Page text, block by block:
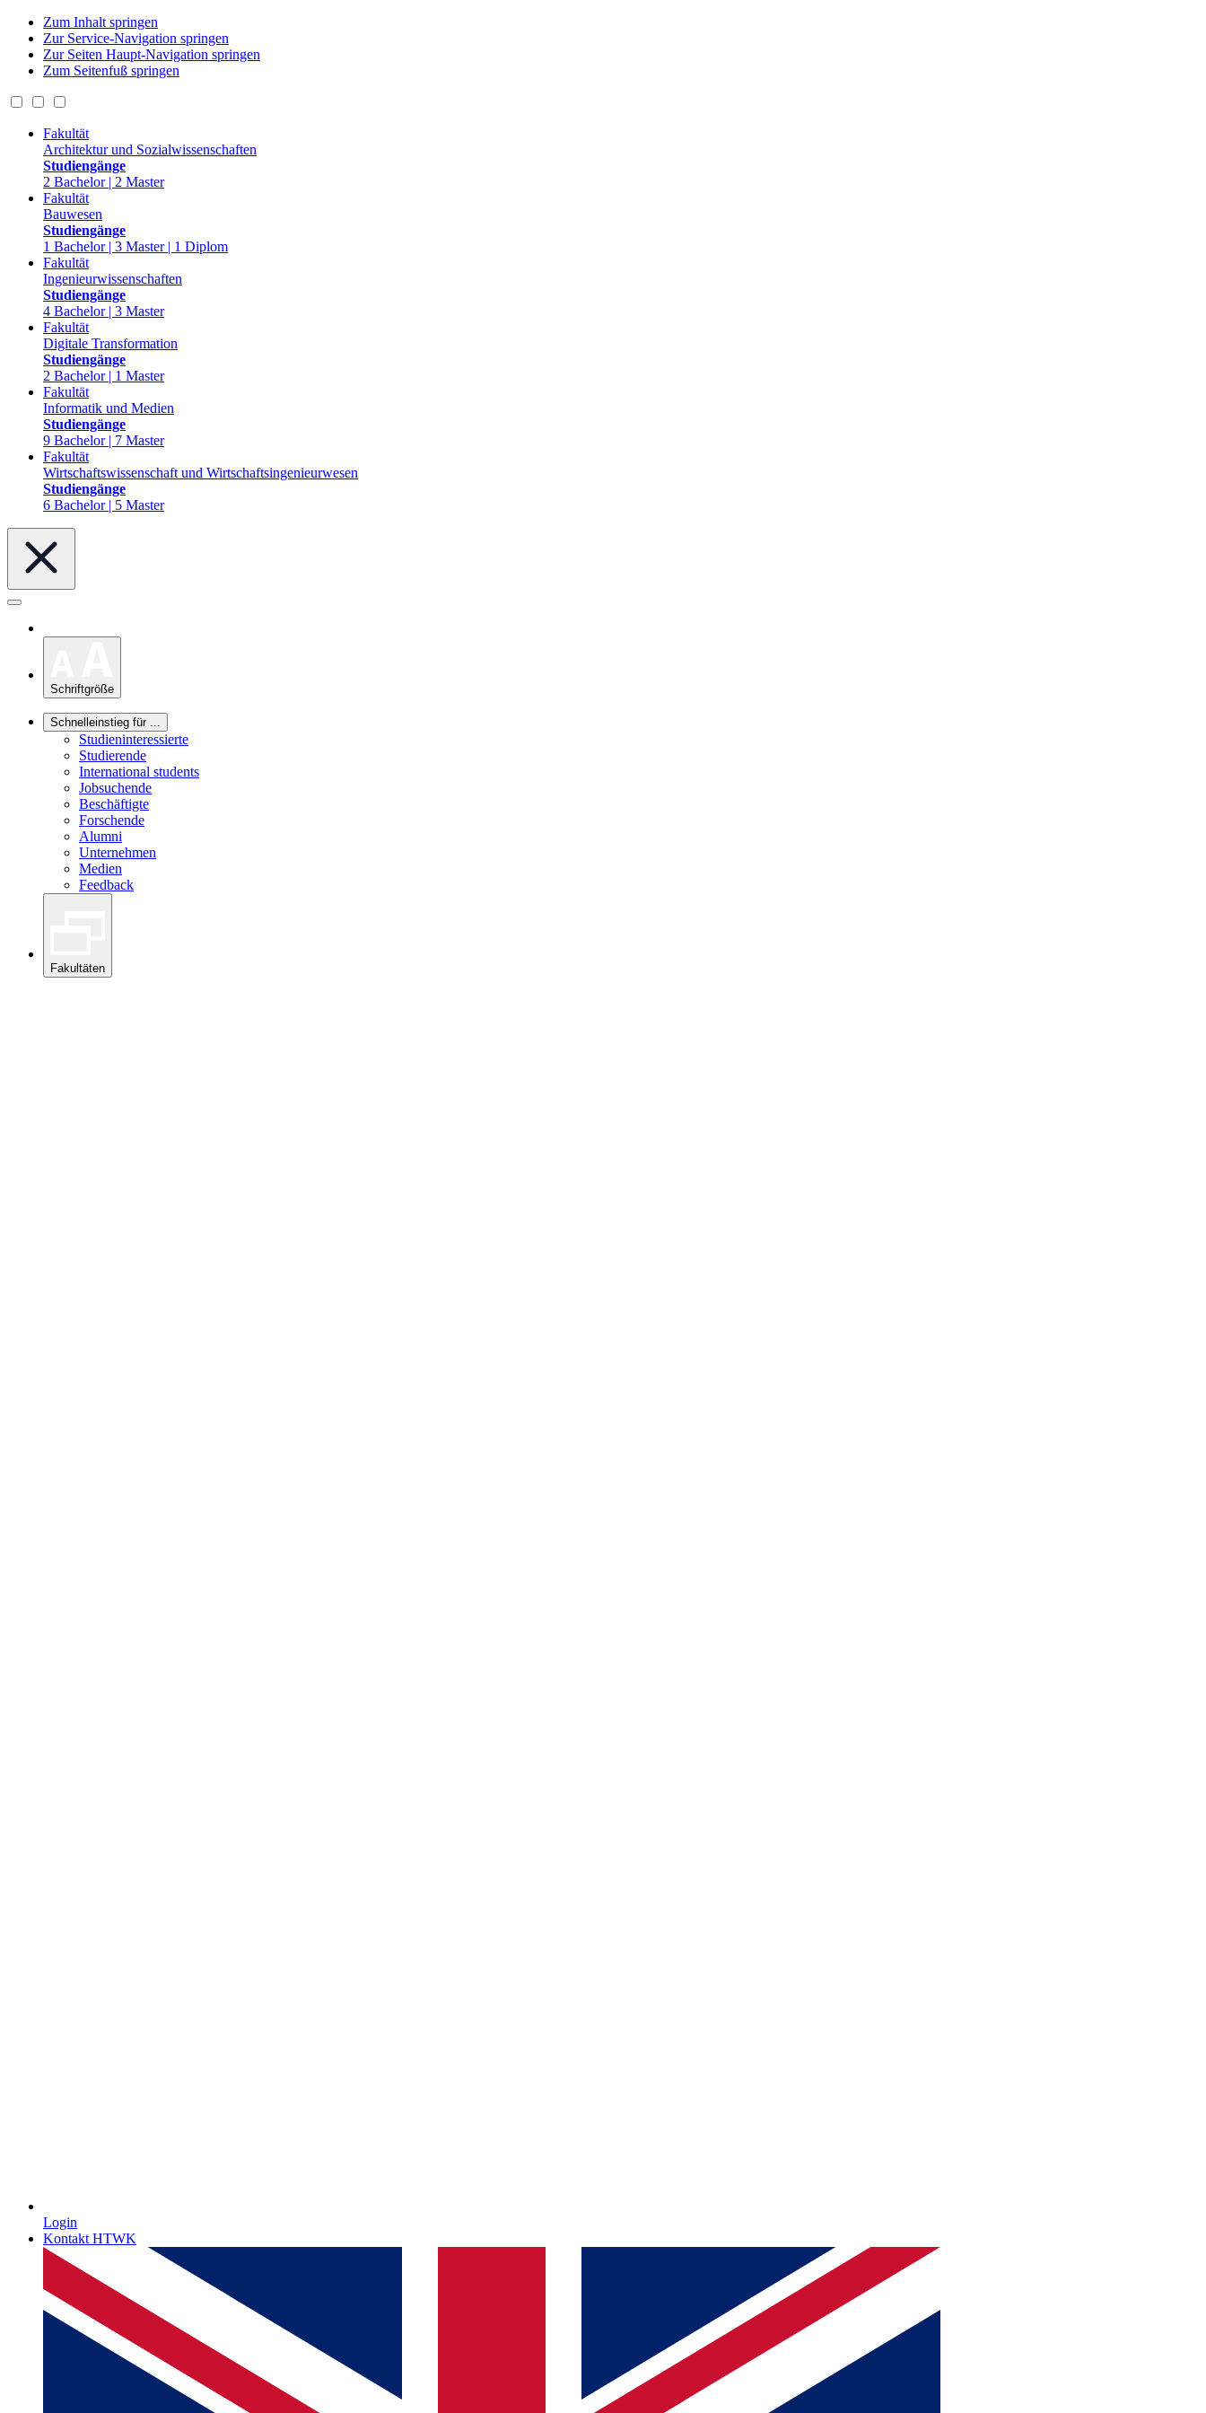
Zum Inhalt springen
Zur Service-Navigation springen
Zur Seiten Haupt-Navigation springen
Zum Seitenfuß springen
Fakultät
Architektur und Sozialwissenschaften
Studiengänge
2 Bachelor | 2 Master
Fakultät
Bauwesen
Studiengänge
1 Bachelor | 3 Master | 1 Diplom
Fakultät
Ingenieurwissenschaften
Studiengänge
4 Bachelor | 3 Master
Fakultät
Digitale Transformation
Studiengänge
2 Bachelor | 1 Master
Fakultät
Informatik und Medien
Studiengänge
9 Bachelor | 7 Master
Fakultät
Wirtschaftswissenschaft und Wirtschaftsingenieurwesen
Studiengänge
6 Bachelor | 5 Master
Schriftgröße
Schnelleinstieg für ...
Studieninteressierte
Studierende
International students
Jobsuchende
Beschäftigte
Forschende
Alumni
Unternehmen
Medien
Feedback
Fakultäten
Login
Kontakt HTWK